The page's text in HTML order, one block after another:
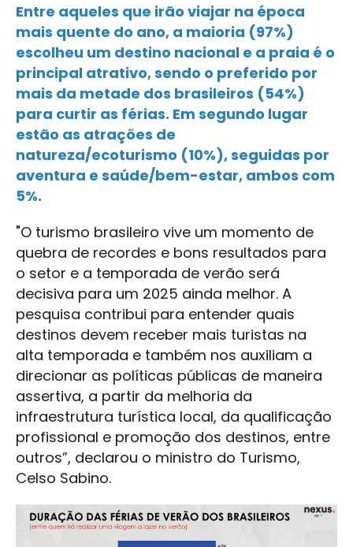
Entre aqueles que irão viajar na época
mais quente do ano, a maioria (97%)
escolheu um destino nacional e a praia é o
principal atrativo, sendo o preferido por
mais da metade dos brasileiros (54%)
para curtir as férias. Em segundo lugar
estão as atrações de
natureza/ecoturismo (10%), seguidas por
aventura e saúde/bem-estar, ambos com
5%.
"O turismo brasileiro vive um momento de
quebra de recordes e bons resultados para
o setor e a temporada de verão será
decisiva para um 2025 ainda melhor. A
pesquisa contribui para entender quais
destinos devem receber mais turistas na
alta temporada e também nos auxiliam a
direcionar as políticas públicas de maneira
assertiva, a partir da melhoria da
infraestrutura turística local, da qualificação
profissional e promoção dos destinos, entre
outros”, declarou o ministro do Turismo,
Celso Sabino.